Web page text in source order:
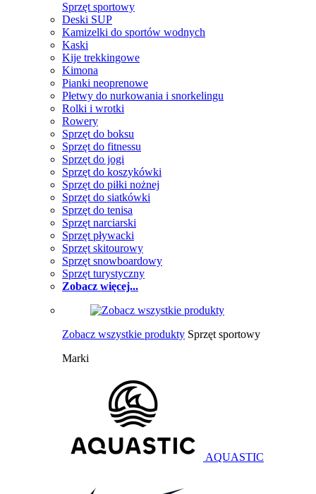
Sprzęt sportowy
Deski SUP
Kamizelki do sportów wodnych
Kaski
Kije trekkingowe
Kimona
Pianki neoprenowe
Płetwy do nurkowania i snorkelingu
Rolki i wrotki
Rowery
Sprzęt do boksu
Sprzęt do fitnessu
Sprzęt do jogi
Sprzęt do koszykówki
Sprzęt do piłki nożnej
Sprzęt do siatkówki
Sprzęt do tenisa
Sprzęt narciarski
Sprzęt pływacki
Sprzęt skitourowy
Sprzęt snowboardowy
Sprzęt turystyczny
Zobacz więcej...
Zobacz wszystkie produkty Sprzęt sportowy
Marki
AQUASTIC